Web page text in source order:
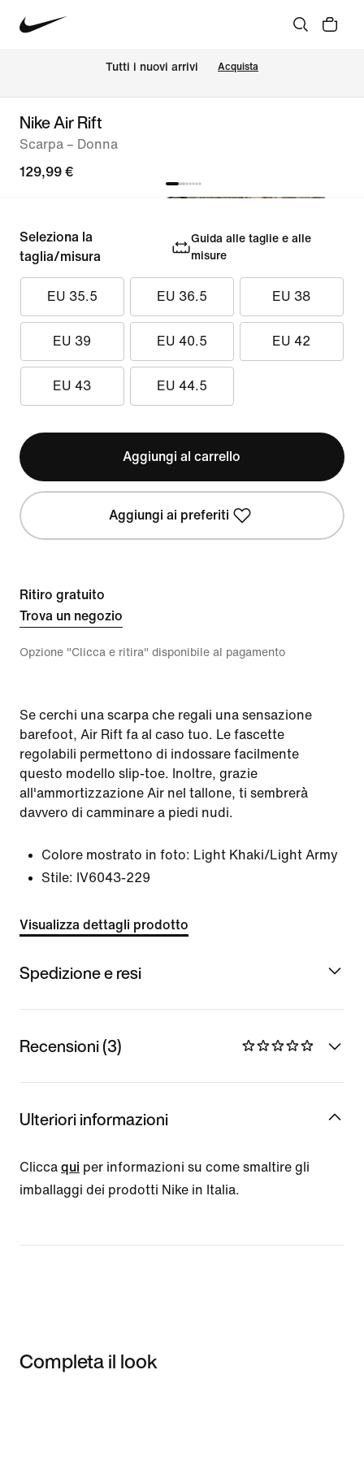
Tutti i nuovi arrivi Acquista
Nike Air Rift
Scarpa – Donna
129,99 €
Seleziona la
taglia/misura
Guida alle taglie e alle
misure
EU 35.5 EU 36.5 EU 38
EU 39 EU 40.5 EU 42
EU 43 EU 44.5
Aggiungi al carrello
Aggiungi ai preferiti
Ritiro gratuito
Trova un negozio
Opzione "Clicca e ritira" disponibile al pagamento
Se cerchi una scarpa che regali una sensazione
barefoot, Air Rift fa al caso tuo. Le fascette
regolabili permettono di indossare facilmente
questo modello slip-toe. Inoltre, grazie
all'ammortizzazione Air nel tallone, ti sembrerà
davvero di camminare a piedi nudi.
Colore mostrato in foto: Light Khaki/Light Army
Stile: IV6043-229
Visualizza dettagli prodotto
Spedizione e resi
Recensioni (3)
Ulteriori informazioni
Clicca qui per informazioni su come smaltire gli
imballaggi dei prodotti Nike in Italia.
Completa il look